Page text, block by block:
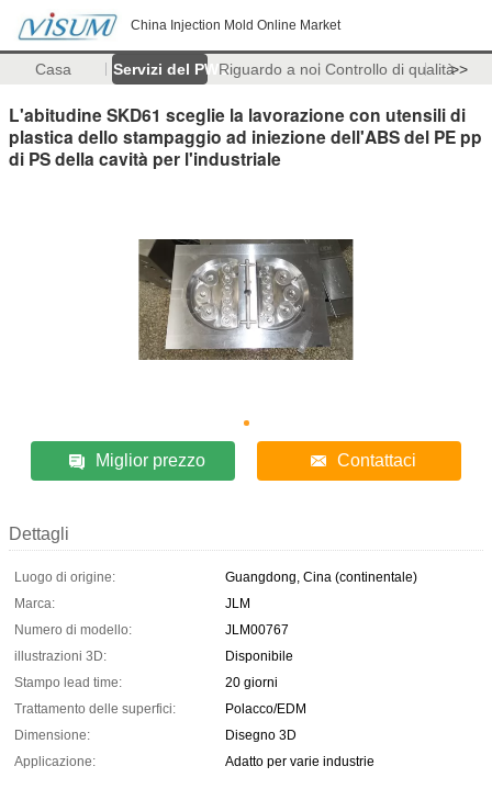
China Injection Mold Online Market
Casa Servizi del PWBRiguardo a noi Controllo di qualità>>
L'abitudine SKD61 sceglie la lavorazione con utensili di
plastica dello stampaggio ad iniezione dell'ABS del PE pp
di PS della cavità per l'industriale
Miglior prezzo Contattaci
Dettagli
Luogo di origine:
Guangdong, Cina (continentale)
Marca:
JLM
Numero di modello:
JLM00767
illustrazioni 3D:
Disponibile
Stampo lead time:
20 giorni
Trattamento delle superfici:
Polacco/EDM
Dimensione:
Disegno 3D
Applicazione:
Adatto per varie industrie